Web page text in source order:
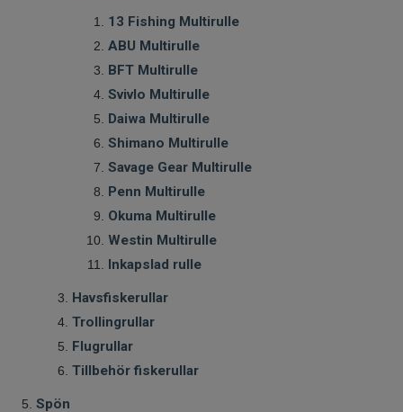
13 Fishing Multirulle
ABU Multirulle
BFT Multirulle
Svivlo Multirulle
Daiwa Multirulle
Shimano Multirulle
Savage Gear Multirulle
Penn Multirulle
Okuma Multirulle
Westin Multirulle
Inkapslad rulle
Havsfiskerullar
Trollingrullar
Flugrullar
Tillbehör fiskerullar
Spön